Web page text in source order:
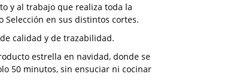
y al trabajo que realiza toda la
en sus distintos cortes.
calidad y de trazabilidad.
estrella en navidad, donde se
50 minutos, sin ensuciar ni cocinar